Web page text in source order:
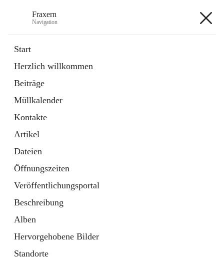
Fraxern
Navigation
Start
Herzlich willkommen
Beiträge
Müllkalender
Kontakte
Artikel
Dateien
Öffnungszeiten
Veröffentlichungsportal
Beschreibung
Alben
Hervorgehobene Bilder
Standorte
Ordner
in
Tab
Formulare
Artikel
öffnet
in
neuem
Tab